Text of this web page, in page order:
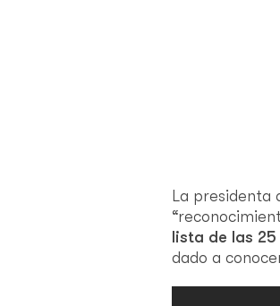
La presidenta
lista de las
dado a